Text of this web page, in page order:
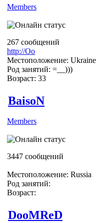
Members
267 сообщений
http://Оо
Местоположение: Ukraine
Род занятий: =__)))
Возраст: 33
BaisoN
Members
3447 сообщений
Местоположение: Russia
Род занятий:
Возраст:
DooMReD